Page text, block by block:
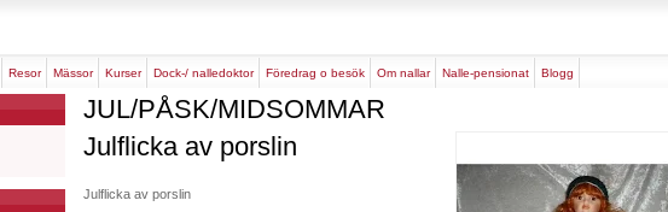
resor mässor kurser dock-/ nalledoktor föredrag o besök om nallar nalle-pensionat blogg
JUL/PÅSK/MIDSOMMAR
Julflicka av porslin
Julflicka av porslin